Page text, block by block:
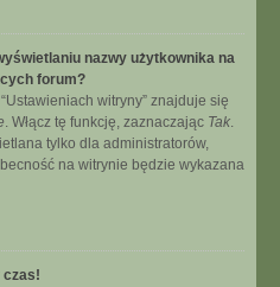
nazwy użytkownika na
forum?
witryny” znajduje się
. Włącz tę funkcję, zaznaczając Tak.
tylko dla administratorów,
na witrynie będzie wykazana
czas!